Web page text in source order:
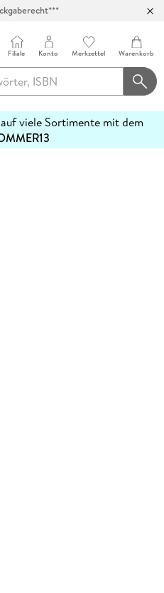
Filiale Konto Merkzettel Warenkorb
viele Sortimente mit dem